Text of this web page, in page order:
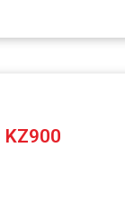
KZ900